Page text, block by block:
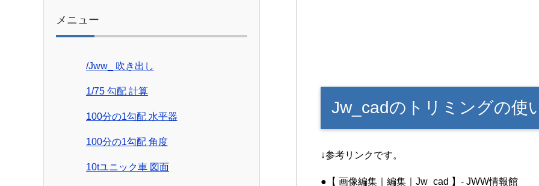
Jw_cadのトリミングの使
↓参考リンクです。
●【 画像編集｜編集｜Jw_cad 】- JWW情報館
メニュー
/Jww_ 吹き出し
1/75 勾配 計算
100分の1勾配 水平器
100分の1勾配 角度
10tユニック車 図面